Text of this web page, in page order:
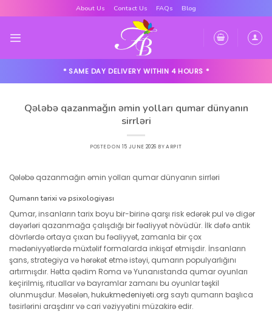
to
About Us Contact Us FAQs Blog
* SAME DAY DELIVERY WITHIN 4 HOURS *
Qələbə qazanmağın əmin yolları qumar dünyanın
sirrləri
POSTED ON 15 JUNE 2026 BYARPIT
Qələbə qazanmağın əmin yolları qumar dünyanın sirrləri
Qumarın tarixi və psixologiyası
Qumar, insanların tarix boyu bir-birinə qarşı risk edərək pul və digər
dəyərləri qazanmağa çalışdığı bir fəaliyyət növüdür. İlk dəfə antik
dövrlərdə ortaya çıxan bu fəaliyyət, zamanla bir çox
mədəniyyətlərdə müxtəlif formalarda inkişaf etmişdir. İnsanların
şans, strategiya və hərəkət etmə istəyi, qumarın populyarlığını
artırmışdır. Hətta qədim Roma və Yunanıstanda qumar oyunları
keçirilmiş, rituallar və bayramlar zamanı bu oyunlar təşkil
olunmuşdur. Məsələn,hukukmedeniyeti.org saytı qumarın başlıca
təsirlərini araşdırır və cari vəziyyətini müzakirə edir.